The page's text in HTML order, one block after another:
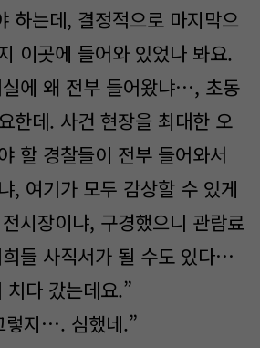
하는데, 결정적으로 마지막으
이곳에 들어와 있었나 봐요.
에 왜 전부 들어왔냐…, 초동
한데. 사건 현장을 최대한 오
할 경찰들이 전부 들어와서
, 여기가 모두 감상할 수 있게
시장이냐, 구경했으니 관람료
들 사직서가 될 수도 있다…
다 갔는데요.”
렇지…. 심했네.”